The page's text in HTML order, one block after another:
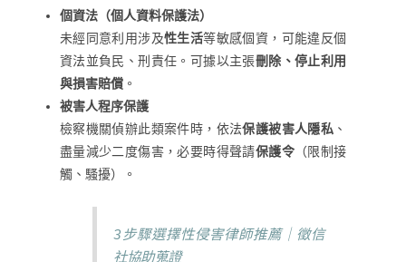
個資法（個人資料保護法）
未經同意利用涉及性生活等敏感個資，可能違反個
資法並負民、刑責任。可據以主張刪除、停止利用
與損害賠償。
被害人程序保護
檢察機關偵辦此類案件時，依法保護被害人隱私 、
盡量減少二度傷害，必要時得聲請保護令 （限制接
觸、騷擾）。
3步驟選擇性侵害律師推薦｜徵信
社協助蒐證